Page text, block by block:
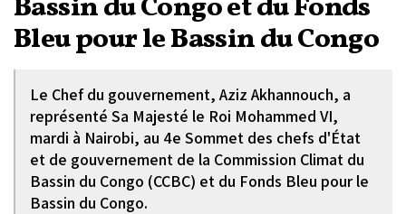
Bassin du Congo et du Fonds
Bleu pour le Bassin du Congo
Le Chef du gouvernement, Aziz Akhannouch, a
représenté Sa Majesté le Roi Mohammed VI,
mardi à Nairobi, au 4e Sommet des chefs d'État
et de gouvernement de la Commission Climat du
Bassin du Congo (CCBC) et du Fonds Bleu pour le
Bassin du Congo.